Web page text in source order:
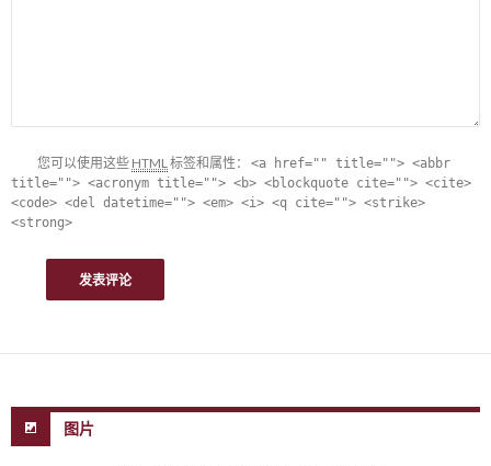
您可以使用这些 HTML标签和属性： <a href="" title=""> <abbr
title=""> <acronym title=""> <b> <blockquote cite=""> <cite>
<code> <del datetime=""> <em> <i> <q cite=""> <strike>
<strong>
图片